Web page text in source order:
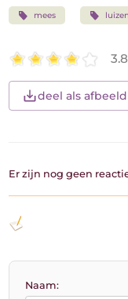
mees luizen
deel als
Er zijn nog geen
Naam: